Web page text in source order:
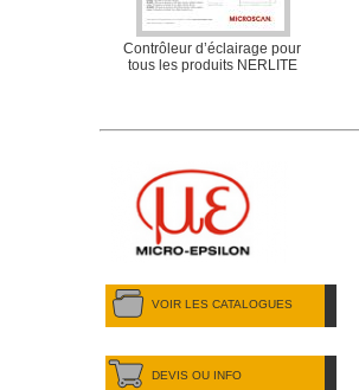
Contrôleur d’éclairage pour
tous les produits NERLITE
VOIR LES CATALOGUES
DEVIS OU INFO